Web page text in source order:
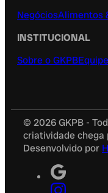
NegóciosAlimentos
INSTITUCIONAL
Sobre o GKPB
© 2026 GKPB -
criatividade chega
Desenvolvido por